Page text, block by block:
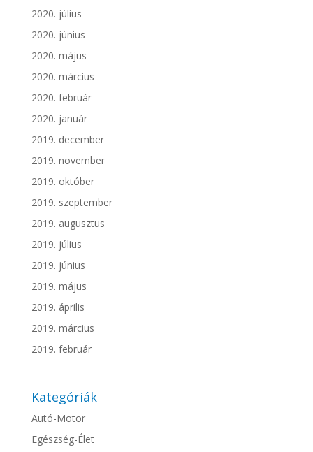
2020. július
2020. június
2020. május
2020. március
2020. február
2020. január
2019. december
2019. november
2019. október
2019. szeptember
2019. augusztus
2019. július
2019. június
2019. május
2019. április
2019. március
2019. február
Kategóriák
Autó-Motor
Egészség-Élet